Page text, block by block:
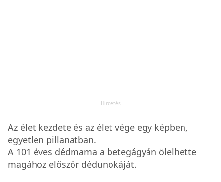
Az élet kezdete és az élet vége egy képben,
egyetlen pillanatban.
A 101 éves dédmama a betegágyán ölelhette
magához először dédunokáját.